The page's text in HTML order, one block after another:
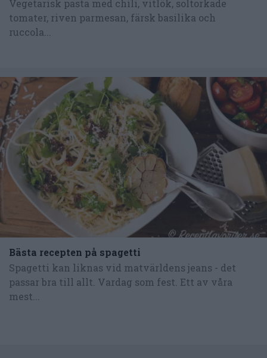
Vegetarisk pasta med chili, vitlök, soltorkade
tomater, riven parmesan, färsk basilika och
ruccola...
Bästa recepten på spagetti
Spagetti kan liknas vid matvärldens jeans - det
passar bra till allt. Vardag som fest. Ett av våra
mest...